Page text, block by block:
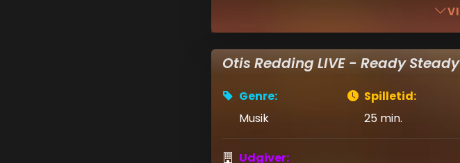
Otis Redding LIVE - Ready
Genre:
Musik
Spilletid:
25 min.
Udgiver: